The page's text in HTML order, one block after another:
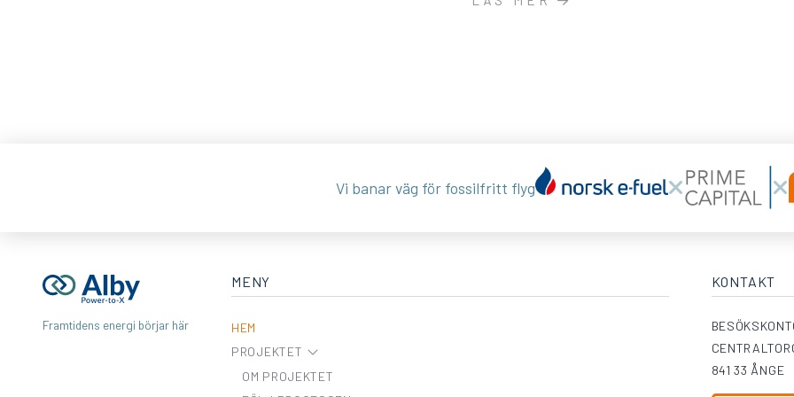
Vi banar väg för fossilfritt flyg
Framtidens energi börjar här
MENY
HEM
PROJEKTET
OM PROJEKTET
KONTAKT
841 33 ÅNGE